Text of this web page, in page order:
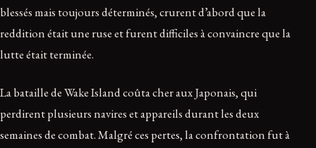
blessés mais toujours déterminés, crurent d’abord que la
reddition était une ruse et furent difficiles à convaincre que la
lutte était terminée.
La bataille de Wake Island coûta cher aux Japonais, qui
perdirent plusieurs navires et appareils durant les deux
semaines de combat. Malgré ces pertes, la confrontation fut à